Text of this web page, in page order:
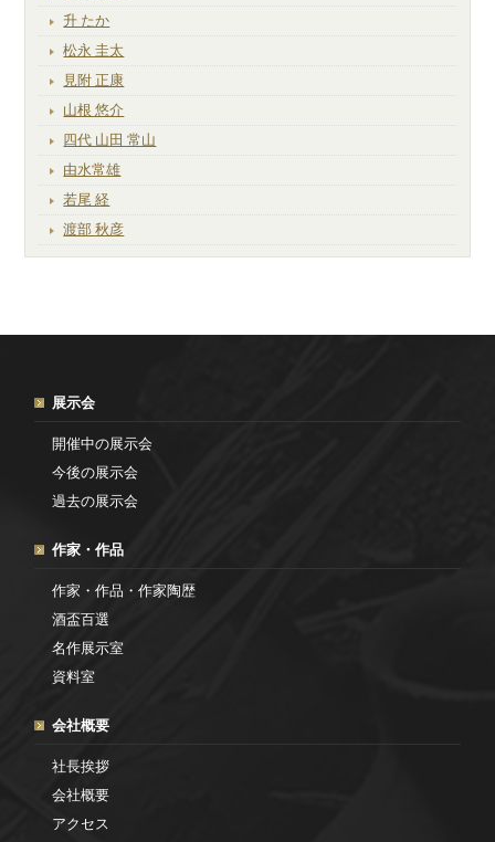
升 たか
松永 圭太
見附 正康
山根 悠介
四代 山田 常山
由水常雄
若尾 経
渡部 秋彦
展示会
開催中の展示会
今後の展示会
過去の展示会
作家・作品
作家・作品・作家陶歴
酒盃百選
名作展示室
資料室
会社概要
社長挨拶
会社概要
アクセス